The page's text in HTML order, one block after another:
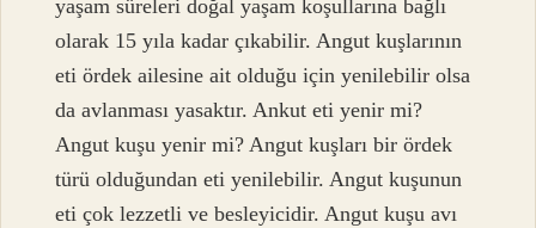
yaşam süreleri doğal yaşam koşullarına bağlı
olarak 15 yıla kadar çıkabilir. Angut kuşlarının
eti ördek ailesine ait olduğu için yenilebilir olsa
da avlanması yasaktır. Ankut eti yenir mi?
Angut kuşu yenir mi? Angut kuşları bir ördek
türü olduğundan eti yenilebilir. Angut kuşunun
eti çok lezzetli ve besleyicidir. Angut kuşu avı